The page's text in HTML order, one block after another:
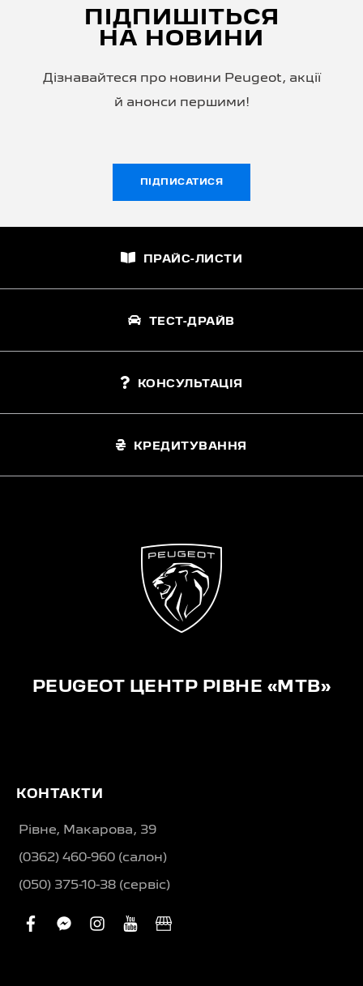
ПІДПИШІТЬСЯ
НА НОВИНИ
Дізнавайтеся про новини Peugeot, акції
й анонси першими!
ПІДПИСАТИСЯ
ПРАЙС-ЛИСТИ
ТЕСТ-ДРАЙВ
КОНСУЛЬТАЦІЯ
КРЕДИТУВАННЯ
PEUGEOT ЦЕНТР РІВНЕ «МТВ»
КОНТАКТИ
Рівне, Макарова, 39
(0362) 460-960 (салон)
(050) 375-10-38 (сервіс)
facebook
facebook-
instagram
youtube
business